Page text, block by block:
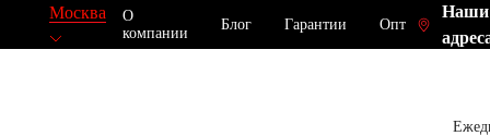
Москва
О
компании
Блог Гарантии Опт
Наши